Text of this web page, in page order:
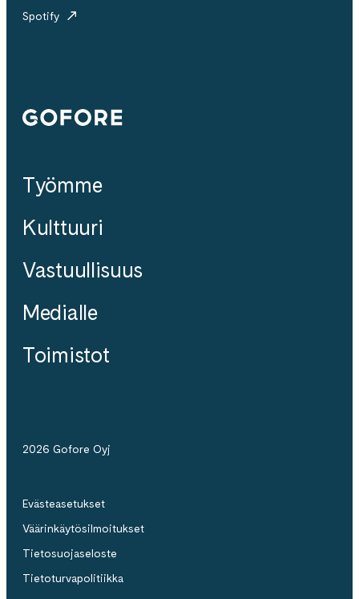
Spotify
Gofore
Työmme
Kulttuuri
Vastuullisuus
Medialle
Toimistot
2026 Gofore Oyj
Evästeasetukset
Väärinkäytösilmoitukset
Tietosuojaseloste
Tietoturvapolitiikka